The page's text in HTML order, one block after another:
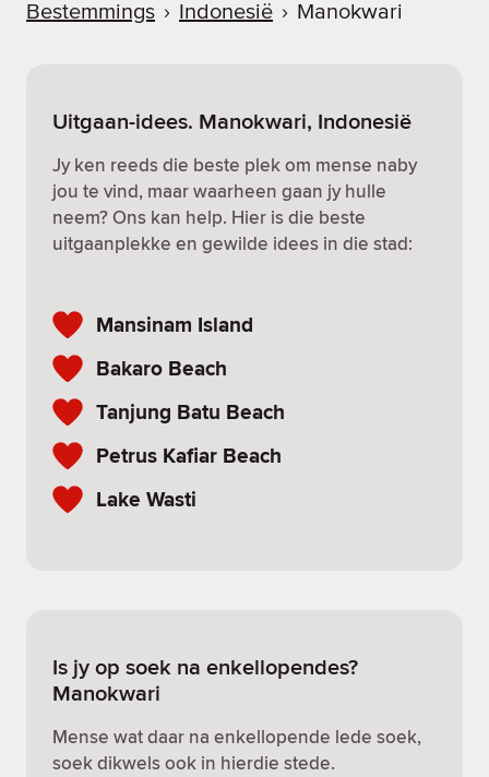
Bestemmings › Indonesië › Manokwari
Uitgaan-idees. Manokwari, Indonesië
Jy ken reeds die beste plek om mense naby
jou te vind, maar waarheen gaan jy hulle
neem? Ons kan help. Hier is die beste
uitgaanplekke en gewilde idees in die stad:
Mansinam Island
Bakaro Beach
Tanjung Batu Beach
Petrus Kafiar Beach
Lake Wasti
Is jy op soek na enkellopendes?
Manokwari
Mense wat daar na enkellopende lede soek,
soek dikwels ook in hierdie stede.